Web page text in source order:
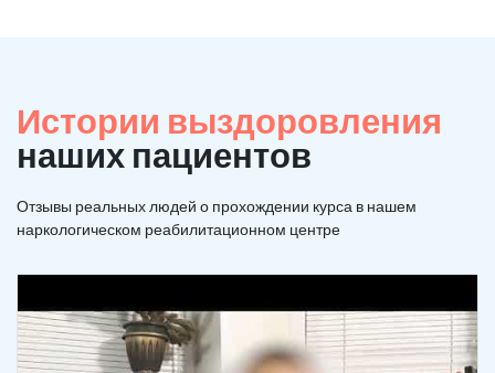
Истории выздоровления
наших пациентов
Отзывы реальных людей о прохождении курса в нашем
наркологическом реабилитационном центре